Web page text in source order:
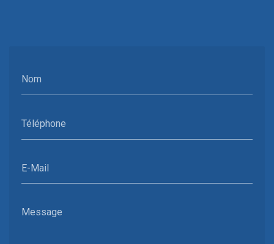
Nom
Téléphone
E-Mail
Message